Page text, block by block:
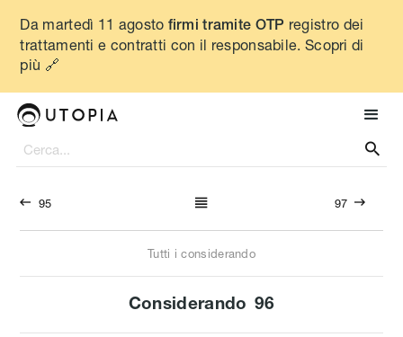
Da martedì 11 agosto firmi tramite OTP registro dei
trattamenti e contratti con il responsabile. Scopri di
più 🔗

 95  97 
Tutti i considerando
Considerando 96